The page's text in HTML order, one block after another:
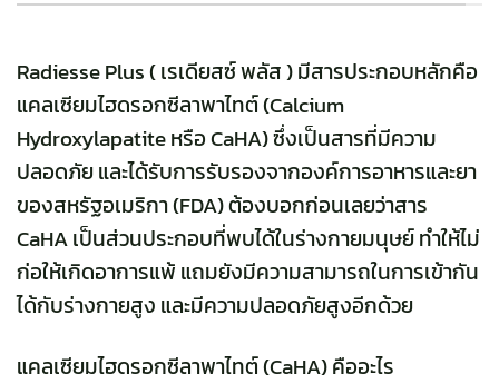
Radiesse Plus ( เรเดียสซ์ พลัส )มีสารประกอบหลักคือ
แคลเซียมไฮดรอกซีลาพาไทต์ (Calcium
Hydroxylapatite หรือ CaHA) ซึ่งเป็นสารที่มีความ
ปลอดภัย และได้รับการรับรองจากองค์การอาหารและยา
ของสหรัฐอเมริกา (FDA) ต้องบอกก่อนเลยว่าสาร
CaHA เป็นส่วนประกอบที่พบได้ในร่างกายมนุษย์ ทำให้ไม่
ก่อให้เกิดอาการแพ้ แถมยังมีความสามารถในการเข้ากัน
ได้กับร่างกายสูง และมีความปลอดภัยสูงอีกด้วย
แคลเซียมไฮดรอกซีลาพาไทต์ (CaHA) คืออะไร